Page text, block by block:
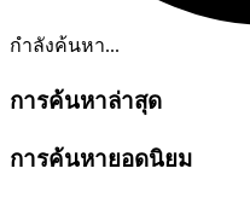
กำลังค้นหา...
การค้นหาล่าสุด
การค้นหายอดนิยม